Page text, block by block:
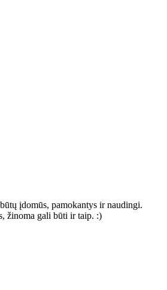
įdomūs, pamokantys ir naudingi.
žinoma gali būti ir taip. :)